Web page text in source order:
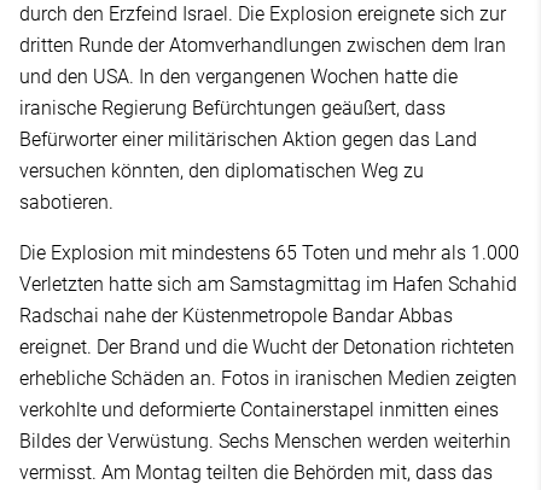
durch den Erzfeind Israel. Die Explosion ereignete sich zur
dritten Runde der Atomverhandlungen zwischen dem Iran
und den USA. In den vergangenen Wochen hatte die
iranische Regierung Befürchtungen geäußert, dass
Befürworter einer militärischen Aktion gegen das Land
versuchen könnten, den diplomatischen Weg zu
sabotieren.
Die Explosion mit mindestens 65 Toten und mehr als 1.000
Verletzten hatte sich am Samstagmittag im Hafen Schahid
Radschai nahe der Küstenmetropole Bandar Abbas
ereignet. Der Brand und die Wucht der Detonation richteten
erhebliche Schäden an. Fotos in iranischen Medien zeigten
verkohlte und deformierte Containerstapel inmitten eines
Bildes der Verwüstung. Sechs Menschen werden weiterhin
vermisst. Am Montag teilten die Behörden mit, dass das